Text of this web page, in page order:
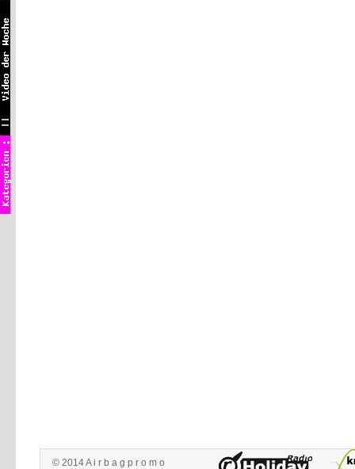
© 2014 A i r b a g p r o m o